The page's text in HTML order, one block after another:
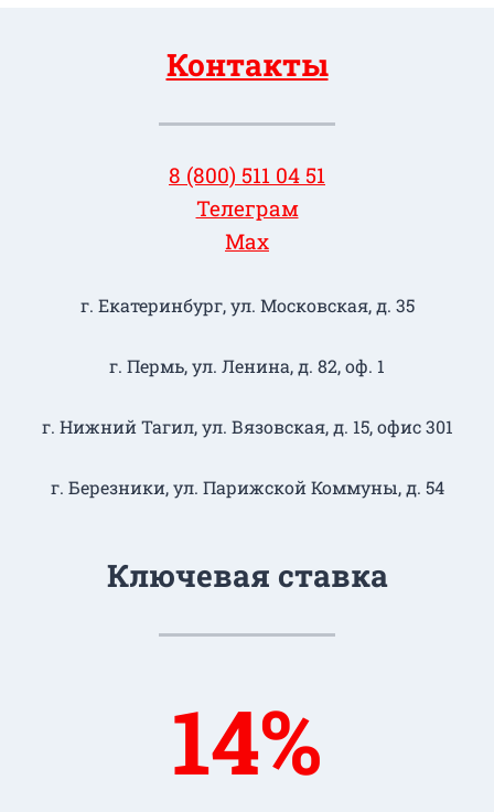
Контакты
8 (800) 511 04 51
Телеграм
Max
г. Екатеринбург, ул. Московская, д. 35
г. Пермь, ул. Ленина, д. 82, оф. 1
г. Нижний Тагил​, ул. Вязовская, д. 15, офис 301
г. Березники, ул. Парижской Коммуны, д. 54
Ключевая ставка
14%